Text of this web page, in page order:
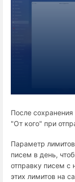
После сохранения
"От кого" при
Параметр
писем в день,
отправку писем с
этих лимитов на